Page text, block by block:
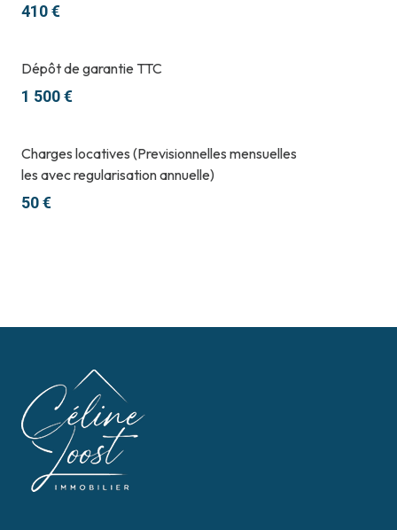
410 €
Dépôt de garantie TTC
1 500 €
Charges locatives (Previsionnelles mensuelles
les avec regularisation annuelle)
50 €